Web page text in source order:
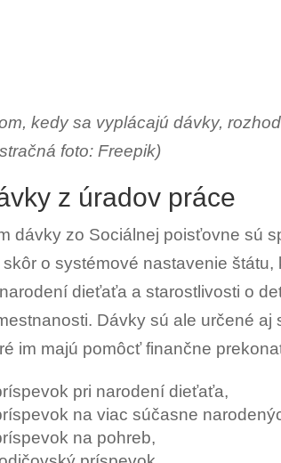
kedy sa vyplácajú dávky,
foto: Freepik)
z úradov práce
dávky zo Sociálnej poisťovne sú
skôr o systémové nastavenie
dieťaťa a starostlivosti o
Dávky sú ale určené
im majú pomôcť finančne
pri narodení dieťaťa,
na viac súčasne
na pohreb,